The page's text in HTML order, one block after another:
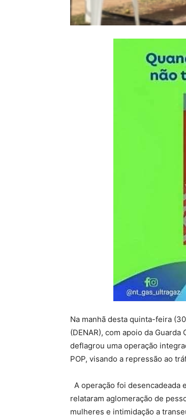
Na manhã desta quinta-feira
(DENAR), com apoio da
deflagrou uma operação
POP, visando a repressão ao
A operação foi desencadeada
relataram aglomeração de
mulheres e intimidação a